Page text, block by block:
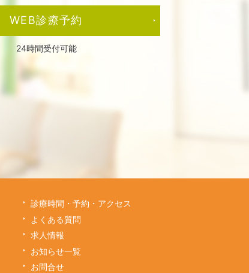
WEB診療予約
24時間受付可能
診療時間・予約・アクセス
よくある質問
求人情報
お知らせ一覧
お問合せ